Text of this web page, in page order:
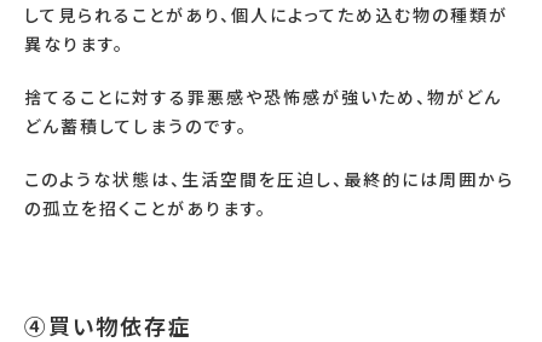
して見られることがあり、個人によってため込む物の種類が
異なります。
捨てることに対する罪悪感や恐怖感が強いため、物がどん
どん蓄積してしまうのです。
このような状態は、生活空間を圧迫し、最終的には周囲から
の孤立を招くことがあります。
④買い物依存症